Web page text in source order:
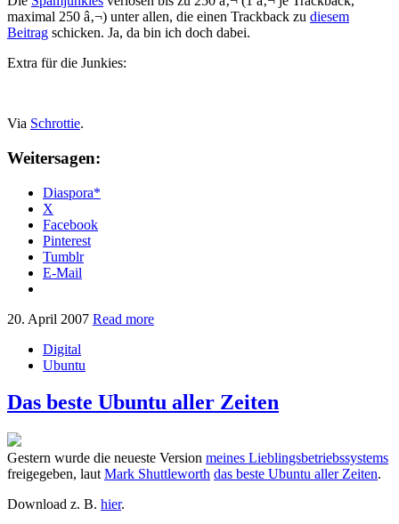
maximal 250 â‚¬) unter allen, die einen Trackback zu diesem
Beitrag schicken. Ja, da bin ich doch dabei.
Extra für die Junkies:
Via Schrottie.
Weitersagen:
Diaspora*
X
Facebook
Pinterest
Tumblr
E-Mail
20. April 2007 Read more
Digital
Ubuntu
Das beste Ubuntu aller Zeiten
Gestern wurde die neueste Version meines Lieblingsbetriebssystems
freigegeben, laut Mark Shuttleworth das beste Ubuntu aller Zeiten.
Download z. B. hier.